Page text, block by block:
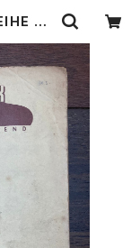
Ⅳ
Kant
Gita
Händ
Birds'